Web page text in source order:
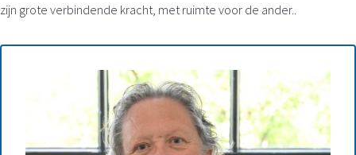
zijn grote verbindende kracht, met ruimte voor de ander..